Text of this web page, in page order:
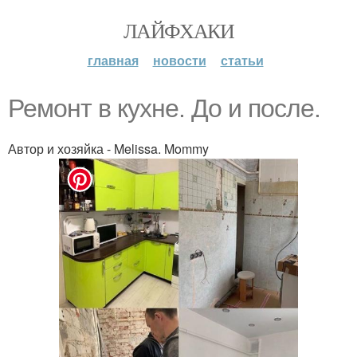
ЛАЙФХАКИ
главная новости статьи
Ремонт в кухне. До и после.
Автор и хозяйка - Melissa. Mommy